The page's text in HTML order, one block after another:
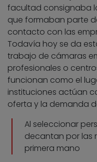
facultad consignaba
que formaban parte
contacto con las
Todavía hoy se da
trabajo de cámaras
profesionales o
funcionan como el
instituciones actúan
oferta y la demanda
Al seleccionar
decantan por las
primera mano